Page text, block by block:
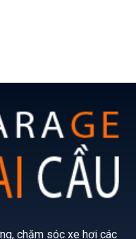
chăm sóc xe hơi các